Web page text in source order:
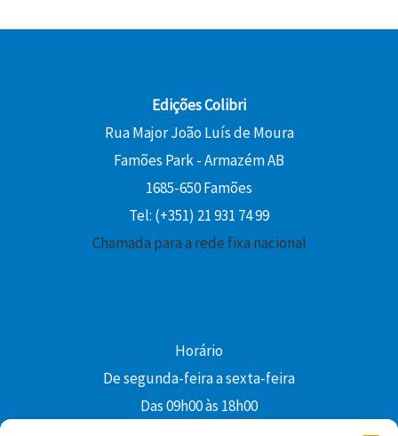
Edições Colibri
Rua Major João Luís de Moura
Famões Park - Armazém AB
1685-650 Famões
Tel: (+351) 21 931 74 99
Chamada para a rede fixa nacional
Horário
De segunda-feira a sexta-feira
Das 09h00 às 18h00